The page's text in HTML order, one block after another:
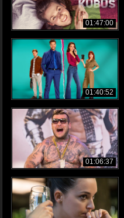
01:47:00
01:40:52
01:06:37